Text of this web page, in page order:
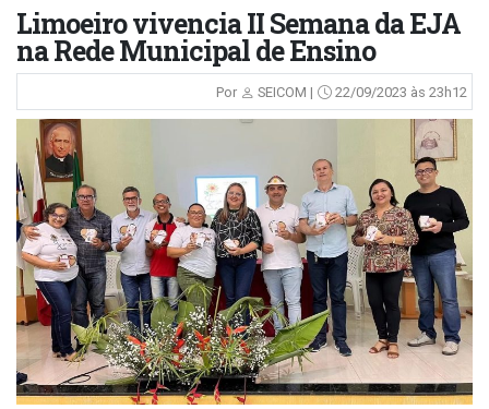
Limoeiro vivencia II Semana da EJA
na Rede Municipal de Ensino
Por SEICOM | 22/09/2023 às 23h12